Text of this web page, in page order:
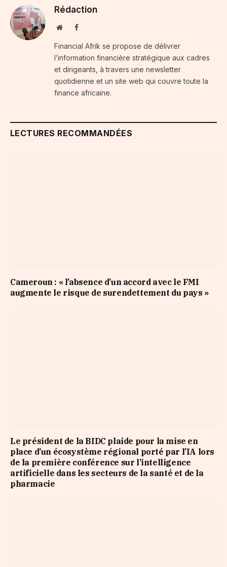
Rédaction
WebsiteFacebook
Financial Afrik se propose de délivrer
l’information financière stratégique aux cadres
et dirigeants, à travers une newsletter
quotidienne et un site web qui couvre toute la
finance africaine.
LECTURES RECOMMANDÉES
Cameroun : « l’absence d’un accord avec le FMI
augmente le risque de surendettement du pays »
Le président de la BIDC plaide pour la mise en
place d’un écosystème régional porté par l’IA lors
de la première conférence sur l’intelligence
artificielle dans les secteurs de la santé et de la
pharmacie